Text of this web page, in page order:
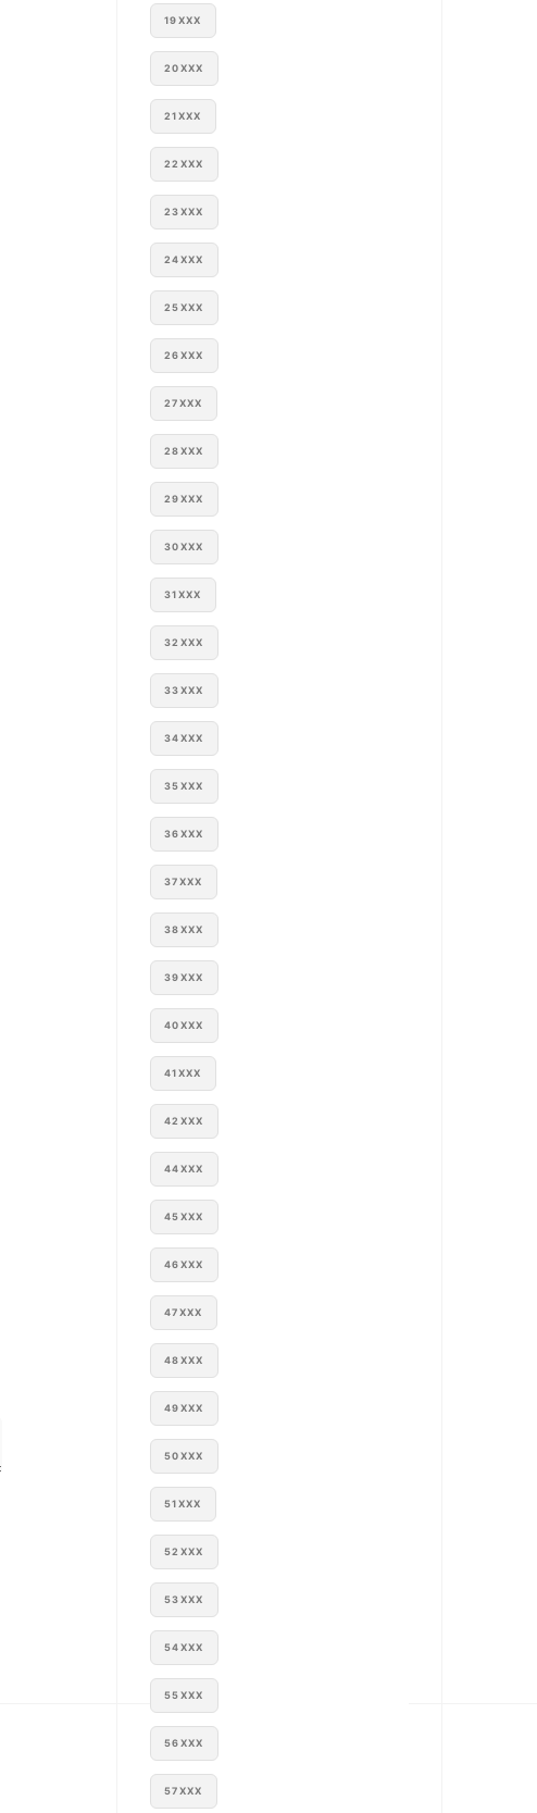
19XXX
20XXX
21XXX
22XXX
23XXX
24XXX
25XXX
26XXX
27XXX
28XXX
29XXX
30XXX
31XXX
32XXX
33XXX
34XXX
35XXX
36XXX
37XXX
38XXX
39XXX
40XXX
41XXX
42XXX
44XXX
45XXX
46XXX
47XXX
48XXX
49XXX
50XXX
51XXX
52XXX
53XXX
54XXX
55XXX
56XXX
57XXX